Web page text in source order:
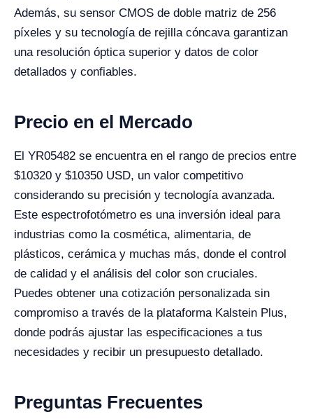
Además, su sensor CMOS de doble matriz de 256
píxeles y su tecnología de rejilla cóncava garantizan
una resolución óptica superior y datos de color
detallados y confiables.
Precio en el Mercado
El YR05482 se encuentra en el rango de precios entre
$10320 y $10350 USD, un valor competitivo
considerando su precisión y tecnología avanzada.
Este espectrofotómetro es una inversión ideal para
industrias como la cosmética, alimentaria, de
plásticos, cerámica y muchas más, donde el control
de calidad y el análisis del color son cruciales.
Puedes obtener una cotización personalizada sin
compromiso a través de la plataforma Kalstein Plus,
donde podrás ajustar las especificaciones a tus
necesidades y recibir un presupuesto detallado.
Preguntas Frecuentes